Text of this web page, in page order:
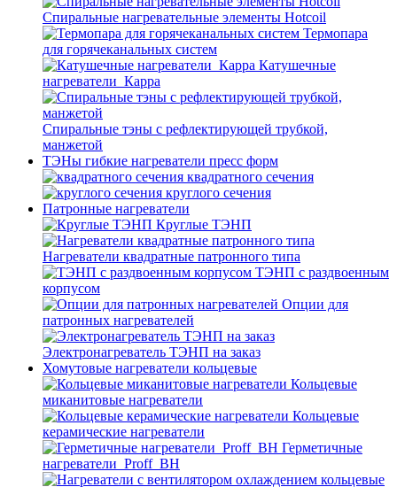
Спиральные нагревательные элементы Hotcoil
Термопара
для горячеканальных систем
Катушечные
нагреватели_Карра
Спиральные тэны с рефлектирующей трубкой,
манжетой
ТЭНы гибкие нагреватели пресс форм
квадратного сечения
круглого сечения
Патронные нагреватели
Круглые ТЭНП
Нагреватели квадратные патронного типа
ТЭНП с раздвоенным
корпусом
Опции для
патронных нагревателей
Электронагреватель ТЭНП на заказ
Хомутовые нагреватели кольцевые
Кольцевые
миканитовые нагреватели
Кольцевые
керамические нагреватели
Герметичные
нагреватели_Proff_BH